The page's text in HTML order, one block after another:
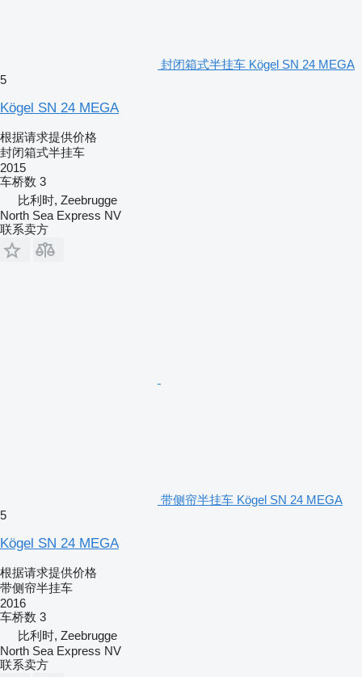
封闭箱式半挂车 Kögel SN 24 MEGA
5
Kögel SN 24 MEGA
根据请求提供价格
封闭箱式半挂车
2015
车桥数 3
比利时, Zeebrugge
North Sea Express NV
联系卖方
带侧帘半挂车 Kögel SN 24 MEGA
5
Kögel SN 24 MEGA
根据请求提供价格
带侧帘半挂车
2016
车桥数 3
比利时, Zeebrugge
North Sea Express NV
联系卖方